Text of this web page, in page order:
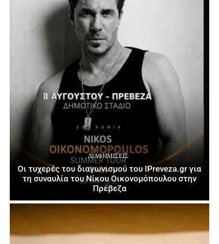
ΔΙΑΦΗΜΊΣΕΙΣ
Οι τυχερές του διαγωνισμού του IPreveza.gr για
τη συναυλία του Νίκου Οικονομόπουλου στην
Πρέβεζα